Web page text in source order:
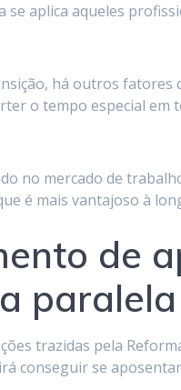
se aplica aqueles
há outros fatores
o tempo especial
no mercado de
é mais vantajoso à
de
paralela
trazidas pela
conseguir se